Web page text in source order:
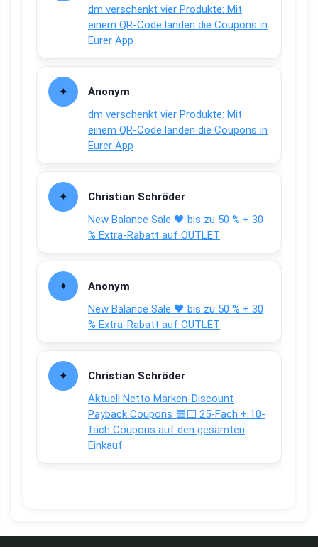
dm verschenkt vier Produkte: Mit
einem QR-Code landen die Coupons in
Eurer App
Anonym
dm verschenkt vier Produkte: Mit
einem QR-Code landen die Coupons in
Eurer App
Christian Schröder
New Balance Sale 🖤 bis zu 50 % + 30
% Extra-Rabatt auf OUTLET
Anonym
New Balance Sale 🖤 bis zu 50 % + 30
% Extra-Rabatt auf OUTLET
Christian Schröder
Aktuell Netto Marken-Discount
Payback Coupons 🟦⬜ 25-Fach + 10-
fach Coupons auf den gesamten
Einkauf